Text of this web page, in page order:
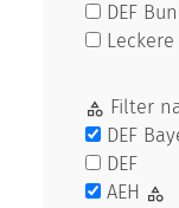
DEF
Filter
DEF
DEF
AEH